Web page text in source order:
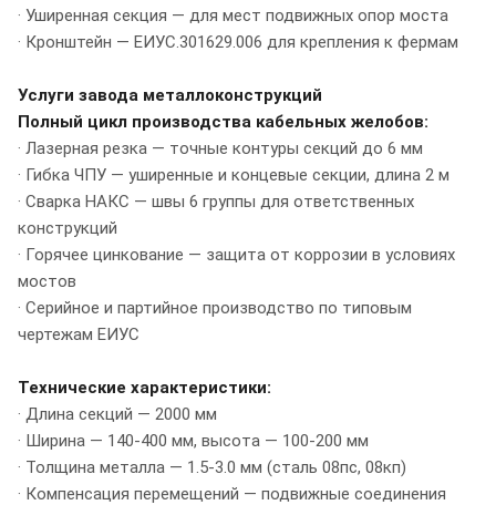
· Уширенная секция — для мест подвижных опор моста
· Кронштейн — ЕИУС.301629.006 для крепления к фермам
Услуги завода металлоконструкций
Полный цикл производства кабельных желобов:
· Лазерная резка — точные контуры секций до 6 мм
· Гибка ЧПУ — уширенные и концевые секции, длина 2 м
· Сварка НАКС — швы 6 группы для ответственных
конструкций
· Горячее цинкование — защита от коррозии в условиях
мостов
· Серийное и партийное производство по типовым
чертежам ЕИУС
Технические характеристики:
· Длина секций — 2000 мм
· Ширина — 140-400 мм, высота — 100-200 мм
· Толщина металла — 1.5-3.0 мм (сталь 08пс, 08кп)
· Компенсация перемещений — подвижные соединения